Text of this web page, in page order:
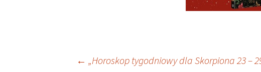
← „Horoskop tygodniowy dla Skorpiona 23 –